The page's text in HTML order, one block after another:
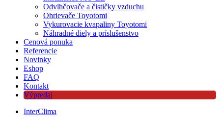
Odvlhčovače a čističky vzduchu
Ohrievače Toyotomi
Vykurovacie kvapaliny Toyotomi
Náhradné diely a príslušenstvo
Cenová ponuka
Referencie
Novinky
Eshop
FAQ
Kontakt
Výpredaj
InterClima